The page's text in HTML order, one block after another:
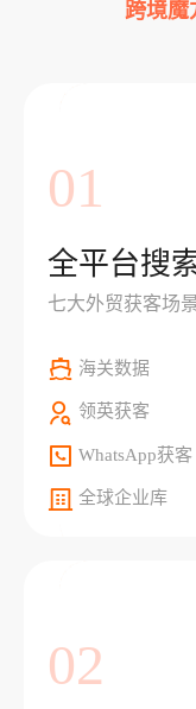
跨境魔
01
全平台搜
七大外贸获客场
海关数据
领英获客
WhatsApp获客
全球企业库
02